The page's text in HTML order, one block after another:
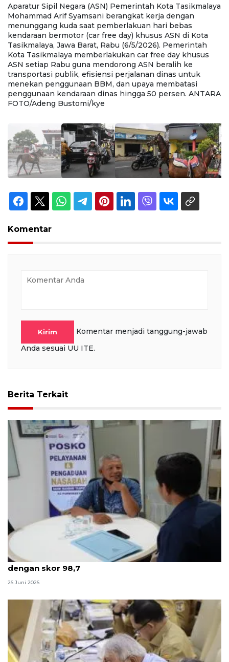
Aparatur Sipil Negara (ASN) Pemerintah Kota Tasikmalaya
Mohammad Arif Syamsani berangkat kerja dengan
menunggang kuda saat pemberlakuan hari bebas
kendaraan bermotor (car free day) khusus ASN di Kota
Tasikmalaya, Jawa Barat, Rabu (6/5/2026). Pemerintah
Kota Tasikmalaya memberlakukan car free day khusus
ASN setiap Rabu guna mendorong ASN beralih ke
transportasi publik, efisiensi perjalanan dinas untuk
menekan penggunaan BBM, dan upaya membatasi
penggunaan kendaraan dinas hingga 50 persen. ANTARA
FOTO/Adeng Bustomi/kye
Komentar
Kirim
Komentar menjadi tanggung-jawab
Anda sesuai UU ITE.
Berita Terkait
TASPEN mencatat peningkatan kepuasan peserta
dengan skor 98,7
26 Juni 2026